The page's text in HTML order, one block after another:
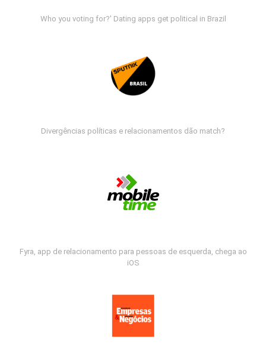
Who you voting for?' Dating apps get political in Brazil
Divergências políticas e relacionamentos dão match?
Fyra, app de relacionamento para pessoas de esquerda, chega ao
iOS